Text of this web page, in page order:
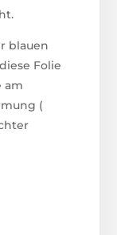
blauen
Folie
am
(